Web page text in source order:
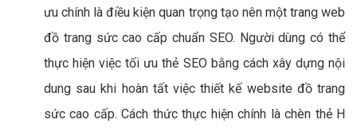
ưu chính là điều kiện quan trọng tạo nên một trang web
đồ trang sức cao cấp chuẩn SEO. Người dùng có thể
thực hiện việc tối ưu thẻ SEO bằng cách xây dựng nội
dung sau khi hoàn tất việc thiết kế website đồ trang
sức cao cấp. Cách thức thực hiện chính là chèn thẻ H